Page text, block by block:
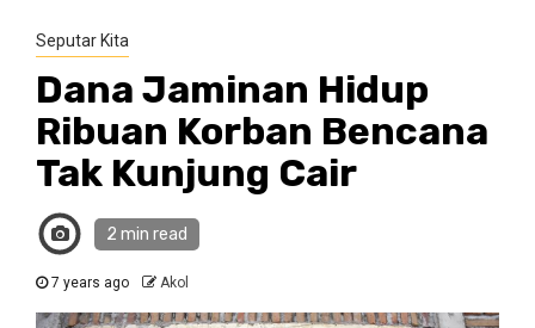
Seputar Kita
Dana Jaminan Hidup
Ribuan Korban Bencana
Tak Kunjung Cair
2 min read
7 years ago Akol